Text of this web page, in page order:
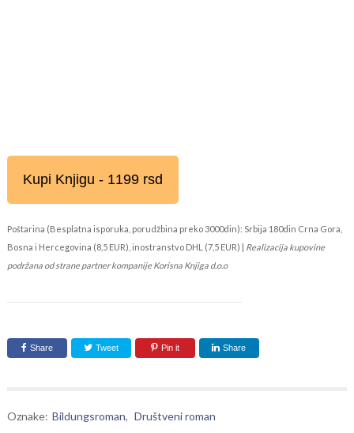
Kupi Knjigu - 1199 rsd
Poštarina (Besplatna isporuka, porudžbina preko 3000din): Srbija 180din Crna Gora,
Bosna i Hercegovina (8,5 EUR), inostranstvo DHL (7,5 EUR) | Realizacija kupovine
podržana od strane partner kompanije Korisna Knjiga d.o.o
Share Tweet Pin it Share
Oznake: Bildungsroman, Društveni roman